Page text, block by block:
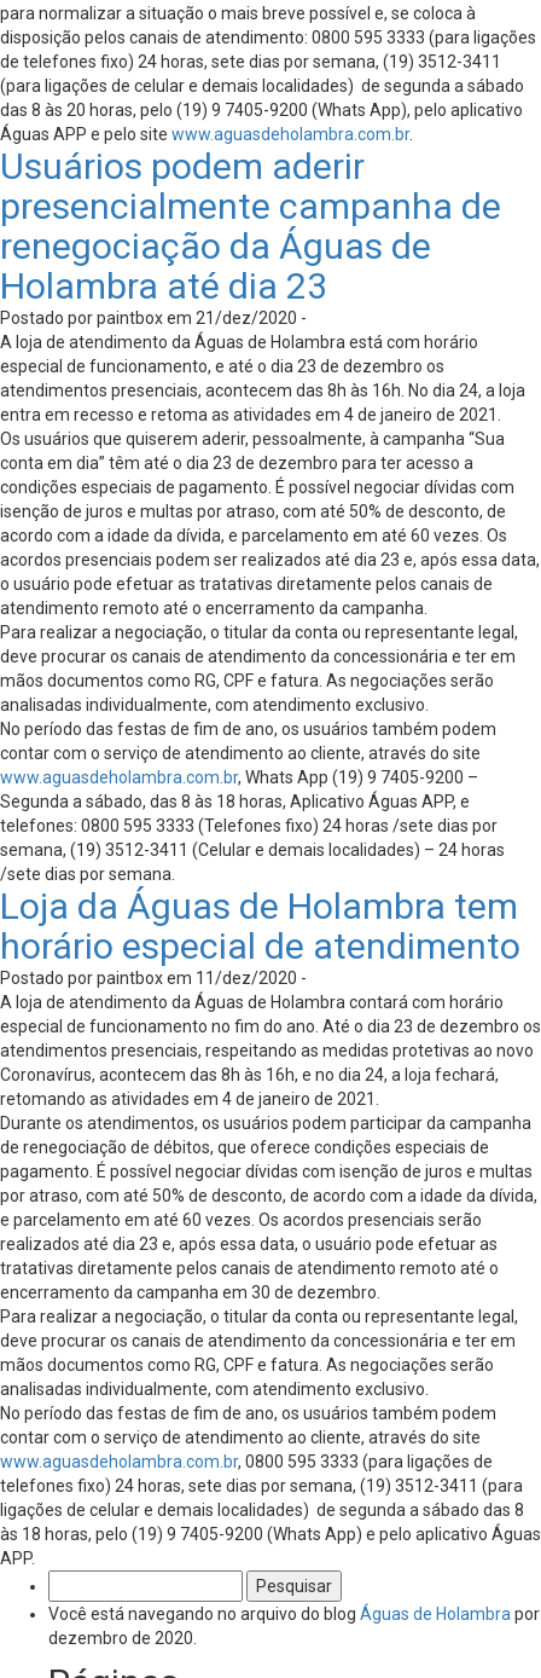
para normalizar a situação o mais breve possível e, se coloca à
disposição pelos canais de atendimento: 0800 595 3333 (para ligações
de telefones fixo) 24 horas, sete dias por semana, (19) 3512-3411
(para ligações de celular e demais localidades) de segunda a sábado
das 8 às 20 horas, pelo (19) 9 7405-9200 (Whats App), pelo aplicativo
Águas APP e pelo site www.aguasdeholambra.com.br.
Usuários podem aderir
presencialmente campanha de
renegociação da Águas de
Holambra até dia 23
Postado por paintbox em 21/dez/2020 -
A loja de atendimento da Águas de Holambra está com horário
especial de funcionamento, e até o dia 23 de dezembro os
atendimentos presenciais, acontecem das 8h às 16h. No dia 24, a loja
entra em recesso e retoma as atividades em 4 de janeiro de 2021.
Os usuários que quiserem aderir, pessoalmente, à campanha “Sua
conta em dia” têm até o dia 23 de dezembro para ter acesso a
condições especiais de pagamento. É possível negociar dívidas com
isenção de juros e multas por atraso, com até 50% de desconto, de
acordo com a idade da dívida, e parcelamento em até 60 vezes. Os
acordos presenciais podem ser realizados até dia 23 e, após essa data,
o usuário pode efetuar as tratativas diretamente pelos canais de
atendimento remoto até o encerramento da campanha.
Para realizar a negociação, o titular da conta ou representante legal,
deve procurar os canais de atendimento da concessionária e ter em
mãos documentos como RG, CPF e fatura. As negociações serão
analisadas individualmente, com atendimento exclusivo.
No período das festas de fim de ano, os usuários também podem
contar com o serviço de atendimento ao cliente, através do site
www.aguasdeholambra.com.br, Whats App (19) 9 7405-9200 –
Segunda a sábado, das 8 às 18 horas, Aplicativo Águas APP, e
telefones: 0800 595 3333 (Telefones fixo) 24 horas /sete dias por
semana, (19) 3512-3411 (Celular e demais localidades) – 24 horas
/sete dias por semana.
Loja da Águas de Holambra tem
horário especial de atendimento
Postado por paintbox em 11/dez/2020 -
A loja de atendimento da Águas de Holambra contará com horário
especial de funcionamento no fim do ano. Até o dia 23 de dezembro os
atendimentos presenciais, respeitando as medidas protetivas ao novo
Coronavírus, acontecem das 8h às 16h, e no dia 24, a loja fechará,
retomando as atividades em 4 de janeiro de 2021.
Durante os atendimentos, os usuários podem participar da campanha
de renegociação de débitos, que oferece condições especiais de
pagamento. É possível negociar dívidas com isenção de juros e multas
por atraso, com até 50% de desconto, de acordo com a idade da dívida,
e parcelamento em até 60 vezes. Os acordos presenciais serão
realizados até dia 23 e, após essa data, o usuário pode efetuar as
tratativas diretamente pelos canais de atendimento remoto até o
encerramento da campanha em 30 de dezembro.
Para realizar a negociação, o titular da conta ou representante legal,
deve procurar os canais de atendimento da concessionária e ter em
mãos documentos como RG, CPF e fatura. As negociações serão
analisadas individualmente, com atendimento exclusivo.
No período das festas de fim de ano, os usuários também podem
contar com o serviço de atendimento ao cliente, através do site
www.aguasdeholambra.com.br, 0800 595 3333 (para ligações de
telefones fixo) 24 horas, sete dias por semana, (19) 3512-3411 (para
ligações de celular e demais localidades) de segunda a sábado das 8
às 18 horas, pelo (19) 9 7405-9200 (Whats App) e pelo aplicativo Águas
APP.
por:
Você está navegando no arquivo do blog Águas de Holambra por
dezembro de 2020.